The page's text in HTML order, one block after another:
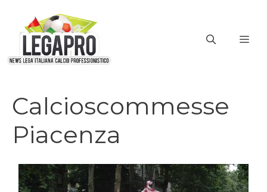
contenuto
Calcioscommesse
Piacenza